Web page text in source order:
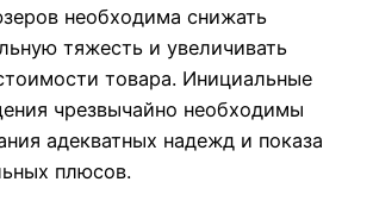
необходима снижать
тяжесть и увеличивать
товара. Инициальные
чрезвычайно необходимы
адекватных надежд и показа
плюсов.